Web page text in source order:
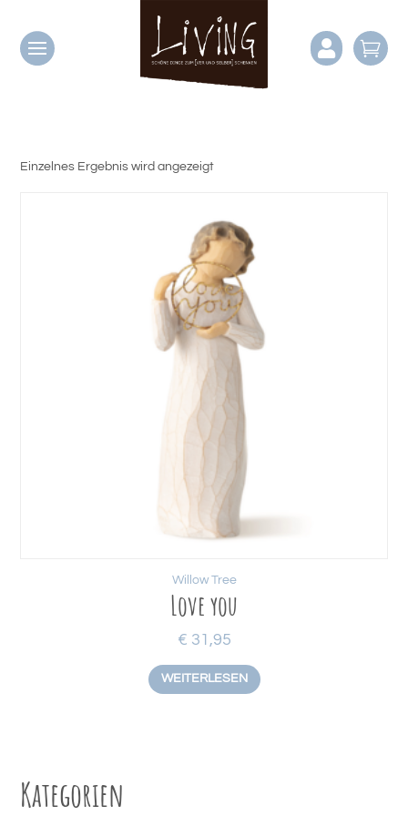
 
Einzelnes Ergebnis wird angezeigt
Love you
€ 31,95
WEITERLESEN
Willow Tree
Kategorien